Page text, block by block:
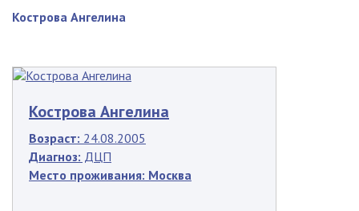
Кострова Ангелина
Кострова Ангелина
Возраст: 24.08.2005
Диагноз: ДЦП
Место проживания: Москва